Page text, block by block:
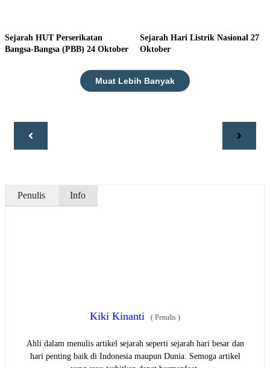
Sejarah HUT Perserikatan
Bangsa-Bangsa (PBB) 24 Oktober
Sejarah Hari Listrik Nasional 27
Oktober
Muat Lebih Banyak
Penulis Info
Kiki Kinanti ( Penulis )
Ahli dalam menulis artikel sejarah seperti sejarah hari besar dan
hari penting baik di Indonesia maupun Dunia. Semoga artikel